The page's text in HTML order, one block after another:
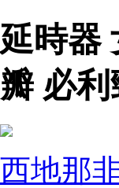
延時器
瓣 必
西地那